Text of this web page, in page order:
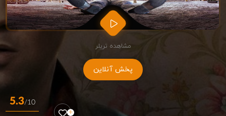
مشاهده تریلر
پخش آنلاین
5.3/10